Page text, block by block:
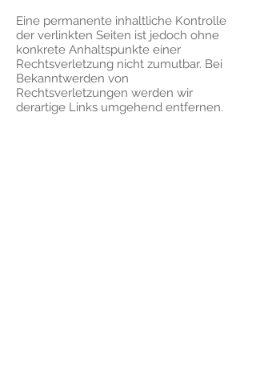
Eine permanente inhaltliche Kontrolle
der verlinkten Seiten ist jedoch ohne
konkrete Anhaltspunkte einer
Rechtsverletzung nicht zumutbar. Bei
Bekanntwerden von
Rechtsverletzungen werden wir
derartige Links umgehend entfernen.